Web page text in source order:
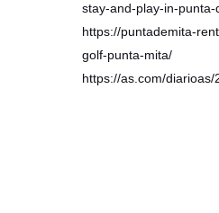
stay-and-play-in-
https://puntademita-
golf-punta-mita/
https://as.com/